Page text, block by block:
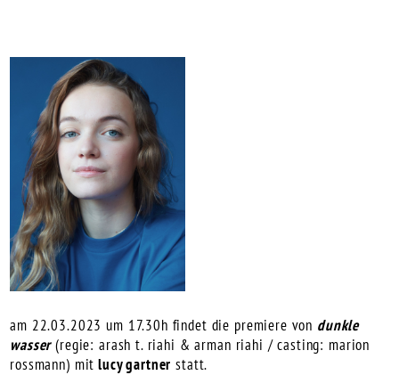
am 22.03.2023 um 17.30h findet die premiere von dunkle
wasser(regie: arash t. riahi & arman riahi / casting: marion
rossmann) mit lucy gartner statt.